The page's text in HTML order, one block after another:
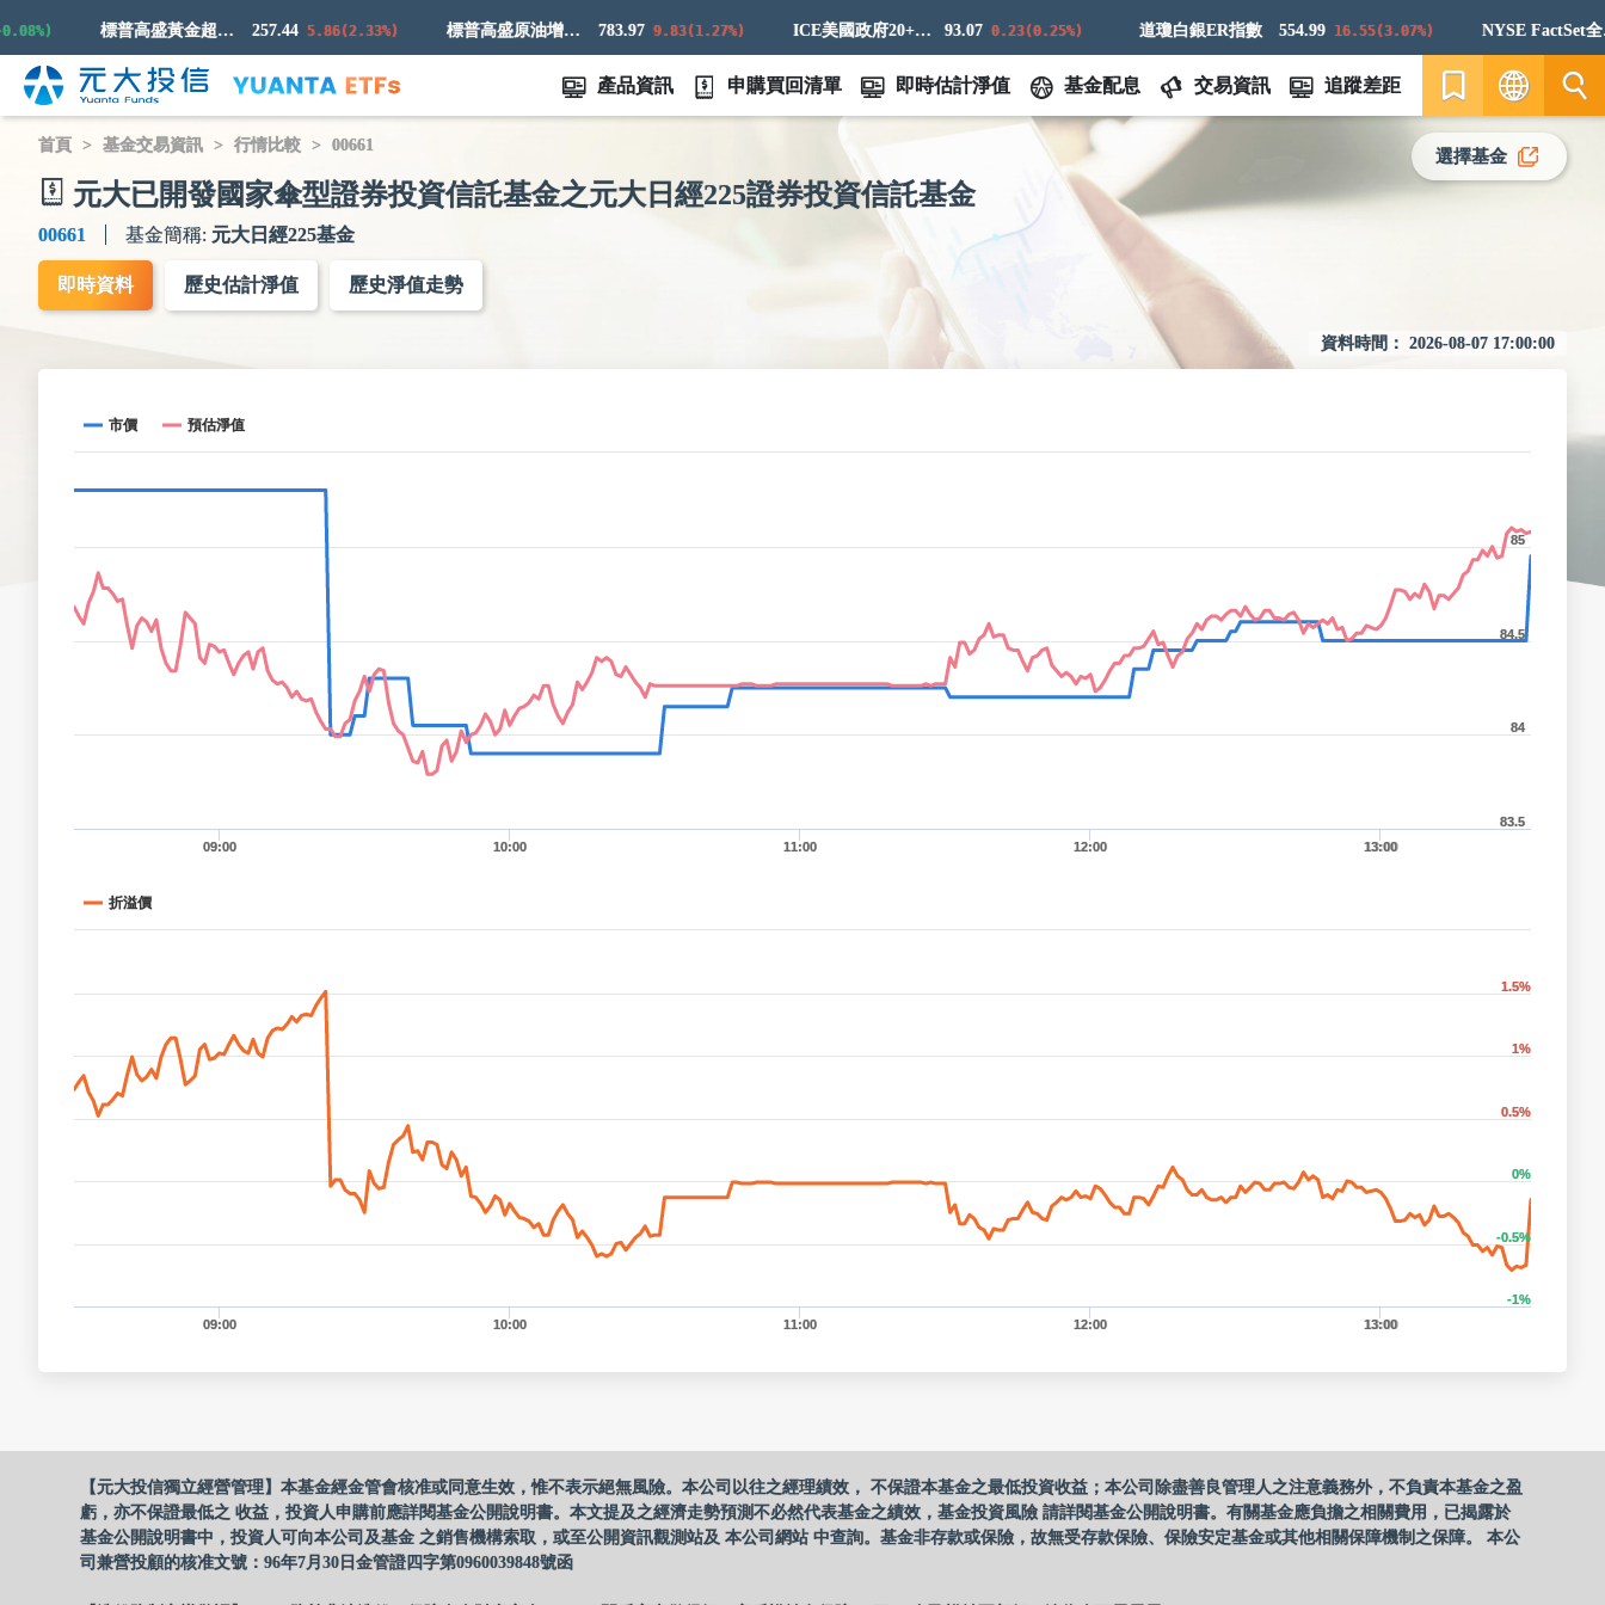
標普高盛黃金超額回報指數 257.44 5.86(2.33%) 標普高盛原油增強超額回報指數 783.97 9.83(1.27%) ICE美國政府20+年期債券指數 93.07 0.23(0.25%) 道瓊白銀ER指數 554.99 16.55(3.07%) NYSE FactSet全球航太與防衛科技指數
產品資訊 申購買回清單 即時估計淨值 基金配息 交易資訊 追蹤差距
繁
首頁 基金交易資訊 行情比較 00661
元大已開發國家傘型證券投資信託基金之元大日經225證券投資信託基金
00661 基金簡稱: 元大日經225基金
選擇基金
即時資料 歷史估計淨值 歷史淨值走勢
資料時間： 2026-08-07 17:00:00
市價 預估淨值
09:00 10:00 11:00 12:00 13:00
83.5
84
84.5
85
折溢價
09:00 10:00 11:00 12:00 13:00
-1%
-0.5%
0%
0.5%
1%
1.5%
【元大投信獨立經營管理】本基金經金管會核准或同意生效，惟不表示絕無風險。本公司以往之經理績效， 不保證本基金之最低投資收益；本公司除盡善良管理人之注意義務外，不負責本基金之盈
虧，亦不保證最低之 收益，投資人申購前應詳閱基金公開說明書。本文提及之經濟走勢預測不必然代表基金之績效，基金投資風險 請詳閱基金公開說明書。有關基金應負擔之相關費用，已揭露於
基金公開說明書中，投資人可向本公司及基金 之銷售機構索取，或至公開資訊觀測站及 本公司網站 中查詢。基金非存款或保險，故無受存款保險、保險安定基金或其他相關保障機制之保障。 本公
司兼營投顧的核准文號：96年7月30日金管證四字第0960039848號函